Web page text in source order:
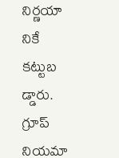
నిర్ణయా
నికే
కట్టుబ
డ్డారు.
గ్రూప్
నియమా